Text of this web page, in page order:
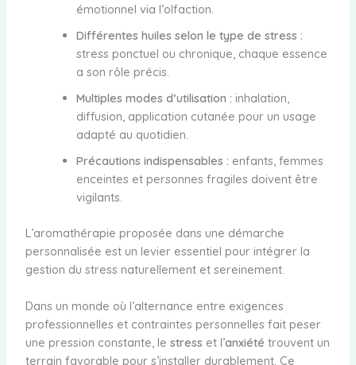
émotionnel via l’olfaction.
Différentes huiles selon le type de stress :
stress ponctuel ou chronique, chaque essence
a son rôle précis.
Multiples modes d’utilisation : inhalation,
diffusion, application cutanée pour un usage
adapté au quotidien.
Précautions indispensables : enfants, femmes
enceintes et personnes fragiles doivent être
vigilants.
L’aromathérapie proposée dans une démarche
personnalisée est un levier essentiel pour intégrer la
gestion du stress naturellement et sereinement.
Dans un monde où l’alternance entre exigences
professionnelles et contraintes personnelles fait peser
une pression constante, le stress et l’anxiété trouvent un
terrain favorable pour s’installer durablement. Ce